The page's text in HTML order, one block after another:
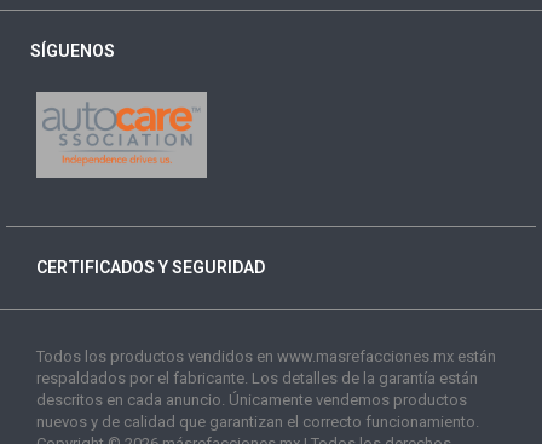
SÍGUENOS
CERTIFICADOS Y SEGURIDAD
Todos los productos vendidos en www.masrefacciones.mx están
respaldados por el fabricante. Los detalles de la garantía están
descritos en cada anuncio. Únicamente vendemos productos
nuevos y de calidad que garantizan el correcto funcionamiento.